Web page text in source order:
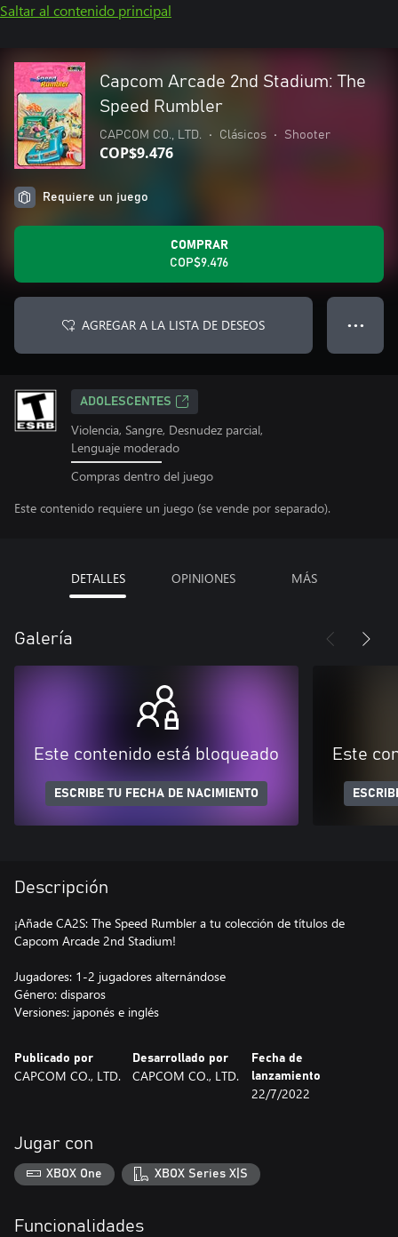
Saltar al contenido principal
Capcom Arcade 2nd Stadium: The
Speed Rumbler
CAPCOM CO., LTD. • Clásicos • Shooter
COP$9.476
Requiere un juego
COMPRAR
COP$9.476
AGREGAR A LA LISTA DE DESEOS ● ● ●
ADOLESCENTES
Violencia, Sangre, Desnudez parcial,
Lenguaje moderado
Compras dentro del juego
Este contenido requiere un juego (se vende por separado).
DETALLES OPINIONES MÁS
Galería
Este contenido está bloqueado
ESCRIBE TU FECHA DE NACIMIENTO
Este
Descripción
¡Añade CA2S: The Speed Rumbler a tu colección de títulos de
Capcom Arcade 2nd Stadium!
Jugadores: 1-2 jugadores alternándose
Género: disparos
Versiones: japonés e inglés
Publicado por
CAPCOM CO., LTD.
Desarrollado por
CAPCOM CO., LTD.
Fecha de
lanzamiento
22/7/2022
Jugar con
XBOX One XBOX Series X|S
Funcionalidades